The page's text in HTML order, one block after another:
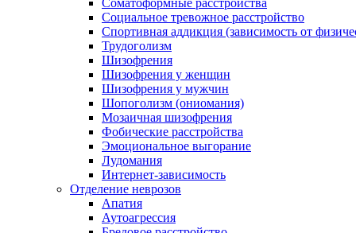
Соматоформные расстройства
Социальное тревожное расстройство
Спортивная аддикция (зависимость от
Трудоголизм
Шизофрения
Шизофрения у женщин
Шизофрения у мужчин
Шопоголизм (ониомания)
Мозаичная шизофрения
Фобические расстройства
Эмоциональное выгорание
Лудомания
Интернет-зависимость
Отделение неврозов
Апатия
Аутоагрессия